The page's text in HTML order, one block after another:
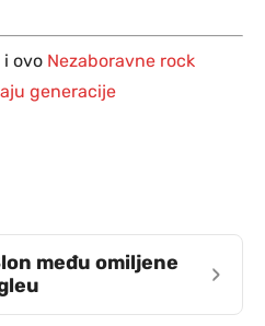
i ovo Nezaboravne rock
generacije
među omiljene
›